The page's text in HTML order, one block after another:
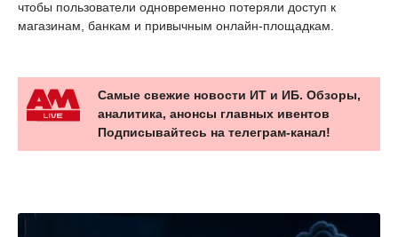
чтобы пользователи одновременно потеряли доступ к
магазинам, банкам и привычным онлайн-площадкам.
Самые свежие новости ИТ и ИБ. Обзоры,
аналитика, анонсы главных ивентов
Подписывайтесь на телеграм-канал!